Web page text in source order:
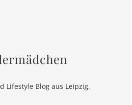
Lifestyle Blog aus Leipzig,